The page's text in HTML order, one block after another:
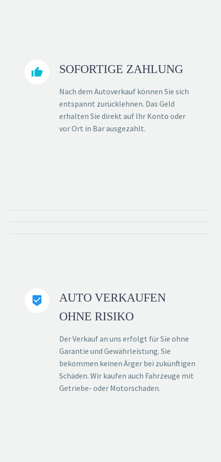

 SOFORTIGE ZAHLUNG
Nach dem Autoverkauf können Sie sich
entspannt zurücklehnen. Das Geld
erhalten Sie direkt auf Ihr Konto oder
vor Ort in Bar ausgezahlt.


AUTO VERKAUFEN
OHNE RISIKO
Der Verkauf an uns erfolgt für Sie ohne
Garantie und Gewährleistung. Sie
bekommen keinen Ärger bei zukünftigen
Schäden. Wir kaufen auch Fahrzeuge mit
Getriebe- oder Motorschaden.